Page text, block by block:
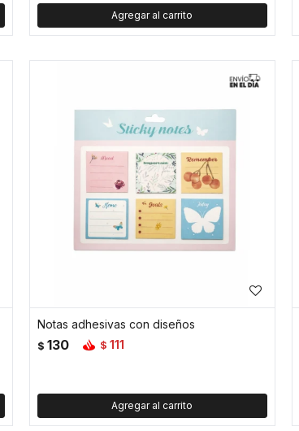
Notas adhesivas con diseños
$ 130 $ 111